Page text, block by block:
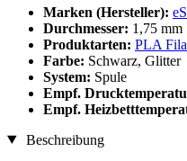
Marken (Hersteller):
Durchmesser: 1,75 mm
Produktarten: PLA
Farbe: Schwarz, Glitter
System: Spule
Empf.
Empf.
Beschreibung